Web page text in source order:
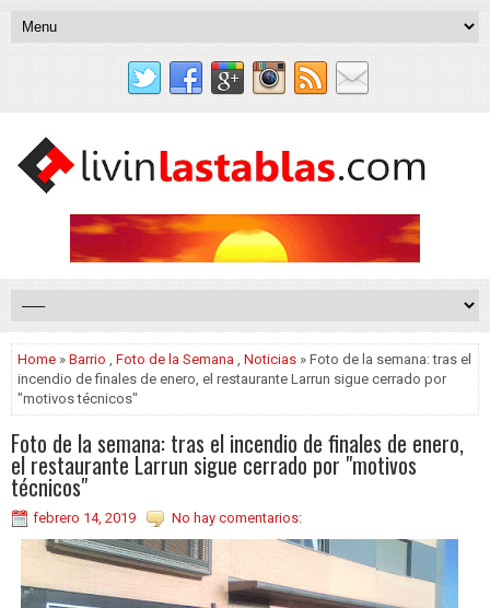
Home » Barrio , Foto de la Semana , Noticias » Foto de la semana: tras el
incendio de finales de enero, el restaurante Larrun sigue cerrado por
"motivos técnicos"
Foto de la semana: tras el incendio de finales de enero,
el restaurante Larrun sigue cerrado por "motivos
técnicos"
febrero 14, 2019 No hay comentarios: